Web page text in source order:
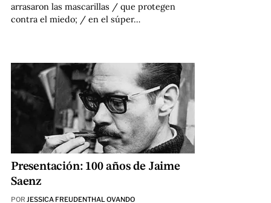
arrasaron las mascarillas / que protegen
contra el miedo; / en el súper…
Presentación: 100 años de Jaime
Saenz
POR JESSICA FREUDENTHAL OVANDO